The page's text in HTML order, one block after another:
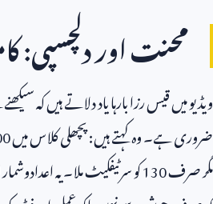
محنت اور دلچسپی:
ویڈیو میں قیس رزا بارہا یاد دلاتے ہیں کہ
ضروری ہے۔ وہ کہتے ہیں: پچھلی کلاس میں
مگر صرف130کو سرٹیفکیٹ ملا۔ یہ